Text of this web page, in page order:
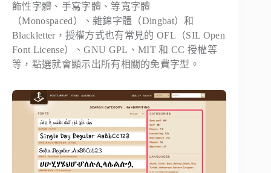
飾性字體、手寫字體、等寬字體
（Monospaced）、雜錦字體（Dingbat）和
Blackletter，授權方式也有常見的 OFL（SIL Open
Font License）、GNU GPL、MIT 和 CC 授權等
等，點選就會顯示出所有相關的免費字型。